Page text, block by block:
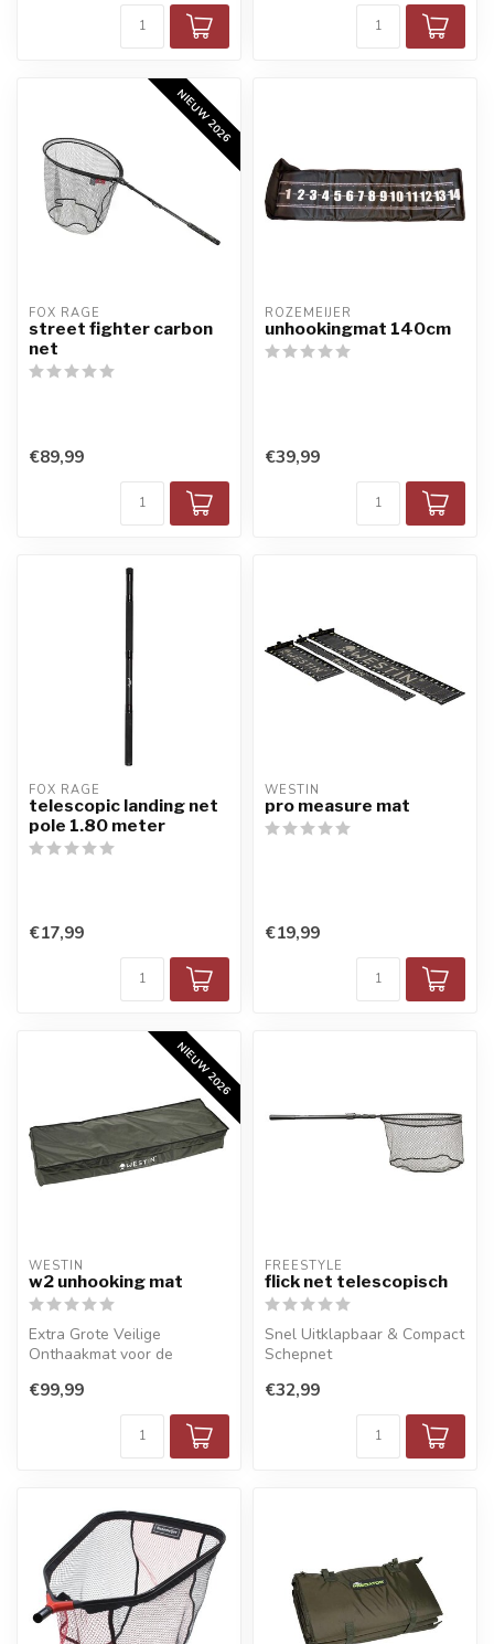
NIEUW 2026
FOX RAGE
street fighter carbon
net
€89,99
ROZEMEIJER
unhookingmat 140cm
€39,99
FOX RAGE
telescopic landing net
pole 1.80 meter
€17,99
WESTIN
pro measure mat
€19,99
NIEUW 2026
WESTIN
w2 unhooking mat
Extra Grote Veilige
Onthaakmat voor de
€99,99
FREESTYLE
flick net telescopisch
Snel Uitklapbaar & Compact
Schepnet
€32,99